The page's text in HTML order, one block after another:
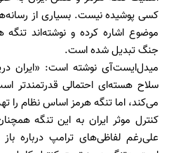
کسی پوشیده نیست. بسیاری از
موضوع اشاره کرده و نوشته‌اند
جنگ تبدیل شده است.
میدل‌ایست‌آی نوشته است: «ایران
سلاح هسته‌ای احتمالی قدرتمندتر
می‌کند، اما تنگه هرمز اساس نظام را
کنترل موثر ایران به این تنگه
علی‌رغم لفاظی‌های ترامپ درباره